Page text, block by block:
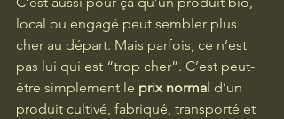
local ou engagé peut sembler plus
cher au départ. Mais parfois, ce n’est
pas lui qui est “trop cher”. C’est peut-
être simplement le prix normal d’un
produit cultivé, fabriqué, transporté et